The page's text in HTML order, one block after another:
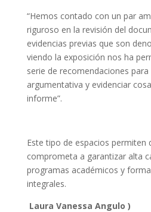
“Hemos contado con un par
riguroso en la revisión del
evidencias previas que son
viendo la exposición nos ha
serie de recomendaciones
argumentativa y evidenciar
informe”.
Este tipo de espacios permiten
comprometa a garantizar alta
programas académicos y
integrales.
Laura Vanessa Angulo )